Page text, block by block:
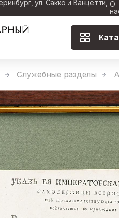
ул. Сакко и Ванцетти, О
Служебные разделы